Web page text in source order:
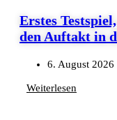
Erstes
den Auftakt in
6. August 2026
Weiterlesen